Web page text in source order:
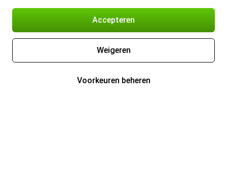
Accepteren
Weigeren
Voorkeuren beheren